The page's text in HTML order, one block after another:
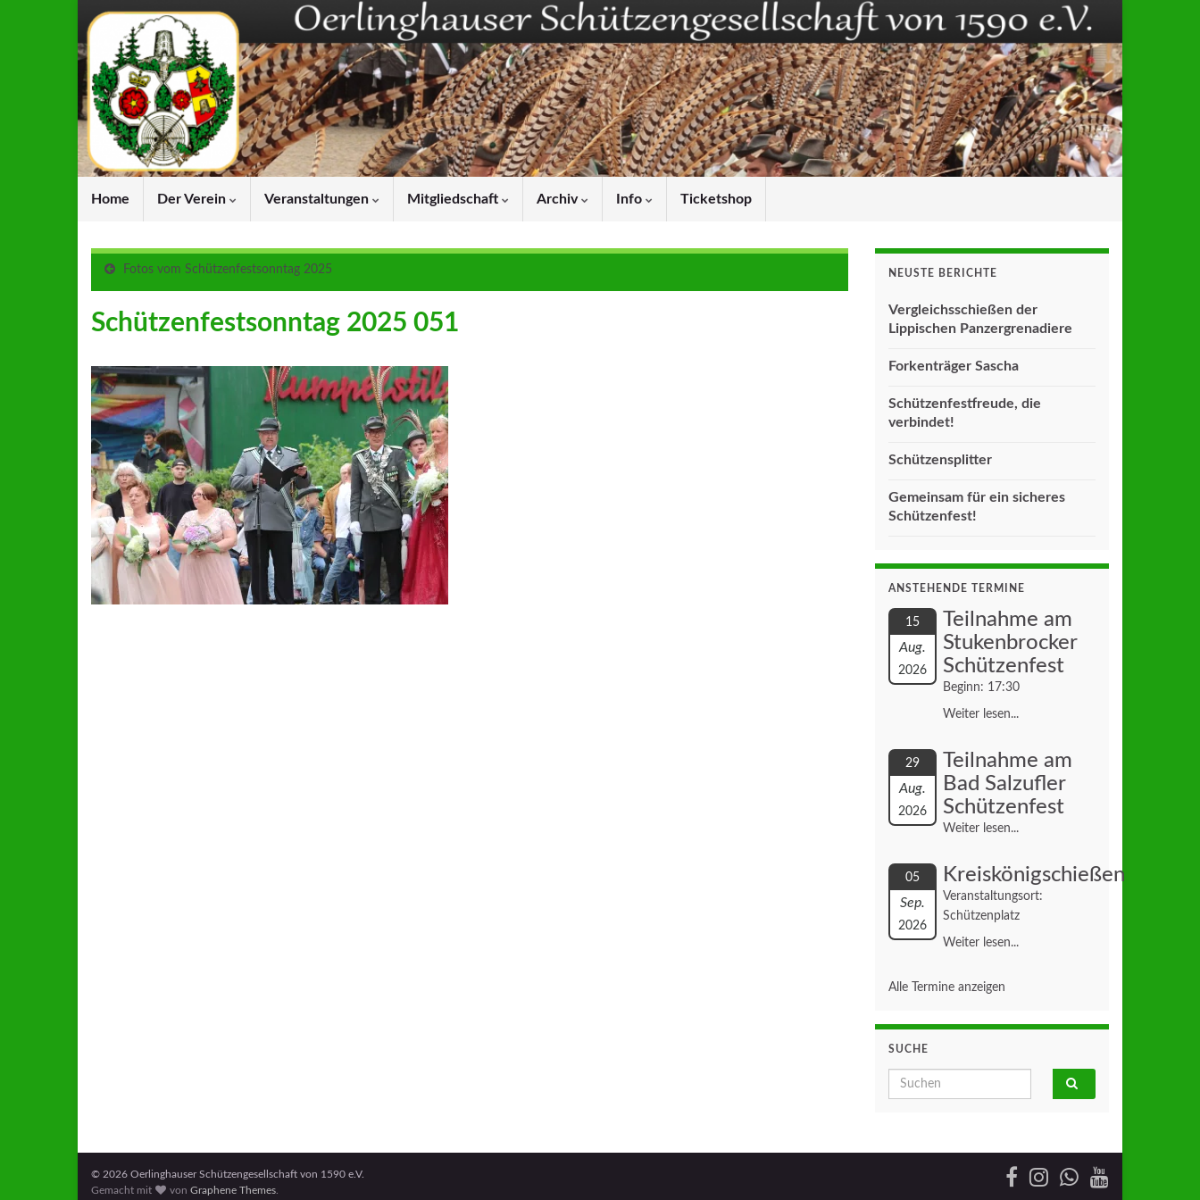
Home Der Verein Veranstaltungen Mitgliedschaft Archiv Info Ticketshop
Fotos vom Schützenfestsonntag 2025
Schützenfestsonntag 2025 051
NEUSTE BERICHTE
Vergleichsschießen der
Lippischen Panzergrenadiere
Forkenträger Sascha
Schützenfestfreude, die
verbindet!
Schützensplitter
Gemeinsam für ein sicheres
Schützenfest!
ANSTEHENDE TERMINE
15
Aug.
2026
Teilnahme am
Stukenbrocker
Schützenfest
Beginn: 17:30
Weiter lesen...
29
Aug.
2026
Teilnahme am
Bad Salzufler
Schützenfest
Weiter lesen...
05
Sep.
2026
Kreiskönigschießen
Veranstaltungsort:
Schützenplatz
Weiter lesen...
Alle Termine anzeigen
SUCHE
Search for:
© 2026 Oerlinghauser Schützengesellschaft von 1590 e.V.
Gemacht mit
vonGraphene Themes